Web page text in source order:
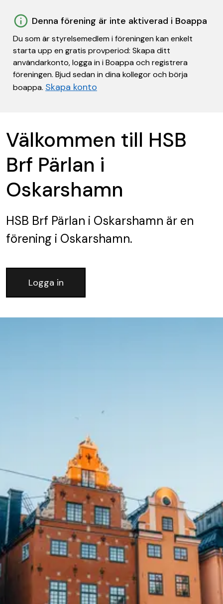
Denna förening är inte aktiverad i Boappa
Du som är styrelsemedlem i föreningen kan enkelt
starta upp en gratis provperiod: Skapa ditt
användarkonto, logga in i Boappa och registrera
föreningen. Bjud sedan in dina kollegor och börja
boappa. Skapa konto
Välkommen till HSB
Brf Pärlan i
Oskarshamn
HSB Brf Pärlan i Oskarshamn är en
förening i Oskarshamn.
Logga in